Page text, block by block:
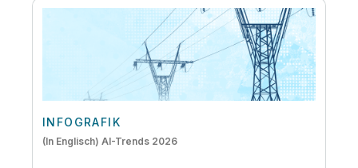
INFOGRAFIK
(In Englisch) AI-Trends 2026